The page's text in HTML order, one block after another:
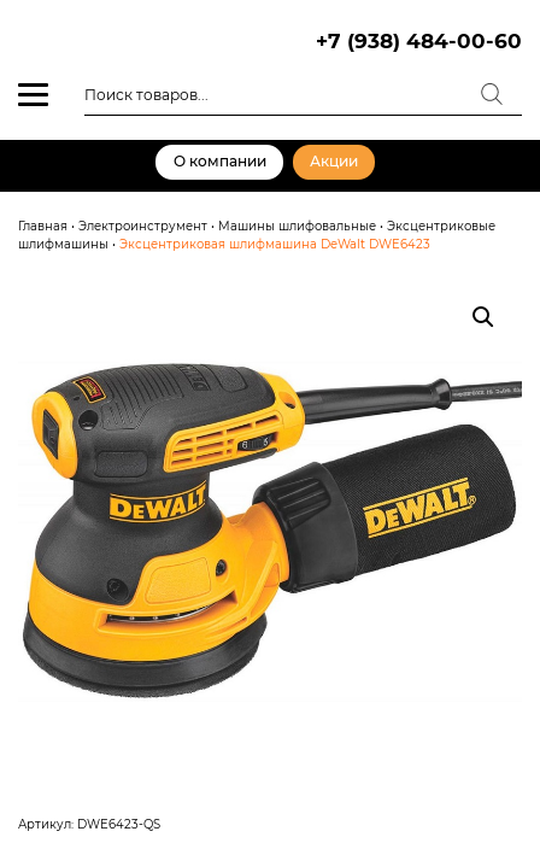
+7 (938) 484-00-60
товаров
О компании Акции
Главная • Электроинструмент • Машины шлифовальные • Эксцентриковые
шлифмашины • Эксцентриковая шлифмашина DeWalt DWE6423
Артикул: DWE6423-QS